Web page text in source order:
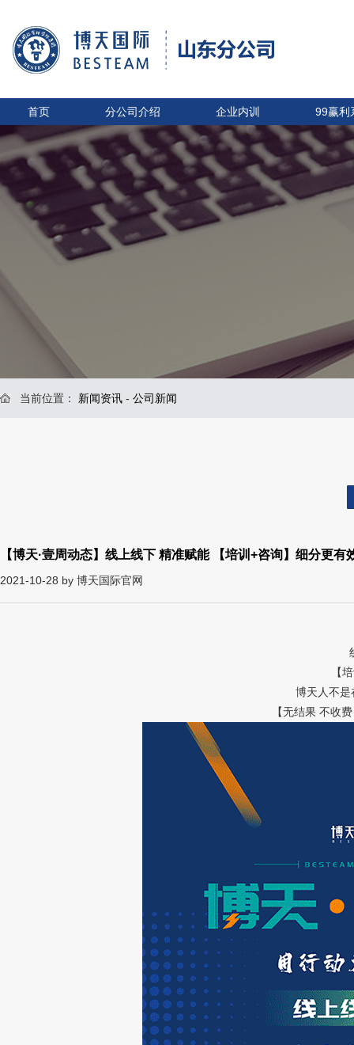
首页 分公司介绍 企业内训 99赢利
当前位置： 新闻资讯 - 公司新闻
【博天·壹周动态】线上线下 精准赋能 【培训+咨询】细分更有
2021-10-28 by 博天国际官网
【
博天人不是
【无结果 不收